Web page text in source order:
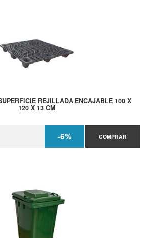
REJILLADA ENCAJABLE 100 X
120 X 13 CM
-6% COMPRAR